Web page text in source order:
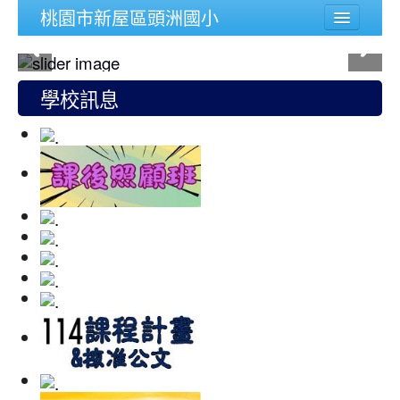
桃園市新屋區頭洲國小
學校簡介
行政組織
頭洲文件
公務連結
人事宣導專區
校內功能
登入
學校訊息